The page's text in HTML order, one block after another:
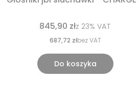
845,90 złz 23% VAT
687,72 złbez VAT
Do koszyka